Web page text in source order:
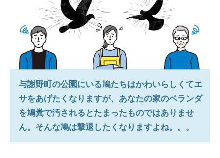
与謝野町の公園にいる鳩たちはかわいらしくてエ
サをあげたくなりますが、あなたの家のベランダ
を鳩糞で汚されるとたまったものではありませ
ん。そんな鳩は撃退したくなりますよね。。。